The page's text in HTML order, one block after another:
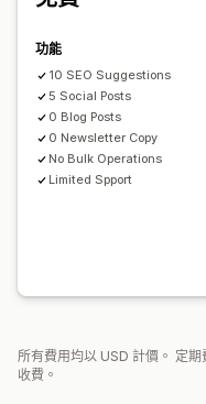
功能
10 SEO Suggestions
5 Social Posts
0 Blog Posts
0 Newsletter Copy
No Bulk Operations
Limited Spport
所有費用均以 USD 計價。 定
收費。